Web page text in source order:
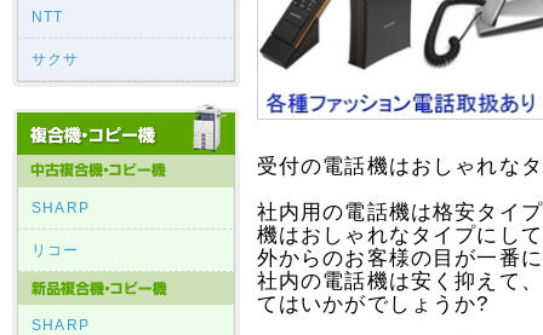
NTT
サクサ
SHARP
リコー
SHARP
受付の電話機はおしゃれな
社内用の電話機は格安タイ
機はおしゃれなタイプにし
外からのお客様の目が一番
社内の電話機は安く抑えて
てはいかがでしょうか?